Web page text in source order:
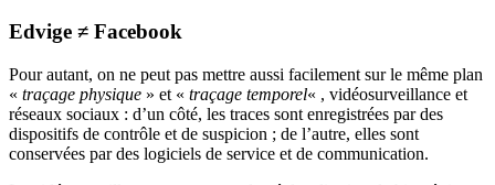
Edvige ≠ Facebook
Pour autant, on ne peut pas mettre aussi facilement sur le même plan
« traçage physique » et « traçage temporel« , vidéosurveillance et
réseaux sociaux : d’un côté, les traces sont enregistrées par des
dispositifs de contrôle et de suspicion ; de l’autre, elles sont
conservées par des logiciels de service et de communication.